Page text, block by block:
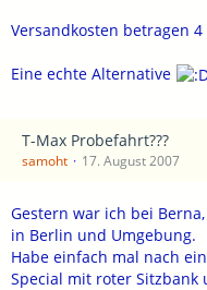
Versandkosten betragen 4
Eine echte Alternative
T-Max Probefahrt???
samoht 17. August 2007
Gestern war ich bei
in Berlin und Umgebung.
Habe einfach mal nach
Special mit roter Sitzbank